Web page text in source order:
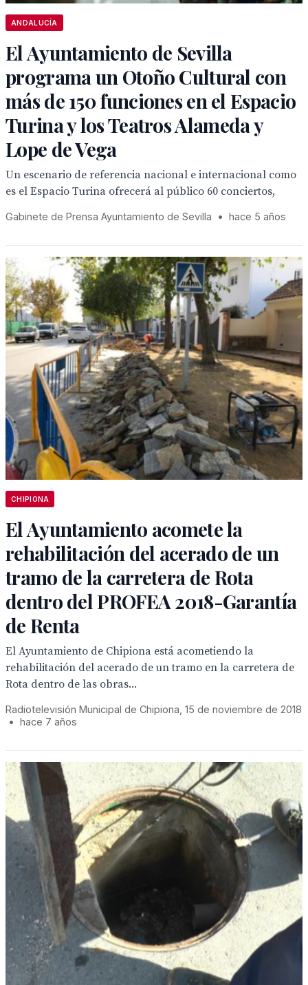
ANDALUCÍA
El Ayuntamiento de Sevilla
programa un Otoño Cultural con
más de 150 funciones en el Espacio
Turina y los Teatros Alameda y
Lope de Vega
Un escenario de referencia nacional e internacional como
es el Espacio Turina ofrecerá al público 60 conciertos,
Gabinete de Prensa Ayuntamiento de Sevilla • hace 5 años
CHIPIONA
El Ayuntamiento acomete la
rehabilitación del acerado de un
tramo de la carretera de Rota
dentro del PROFEA 2018-Garantía
de Renta
El Ayuntamiento de Chipiona está acometiendo la
rehabilitación del acerado de un tramo en la carretera de
Rota dentro de las obras...
Radiotelevisión Municipal de Chipiona, 15 de noviembre de 2018
• hace 7 años